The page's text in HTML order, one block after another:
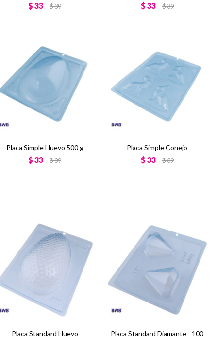
$ 33 $39 $ 33 $39
Placa Simple Huevo 500 g
$ 33 $39
Placa Simple Conejo
$ 33 $39
Placa Standard Huevo
Placa Standard Diamante - 100